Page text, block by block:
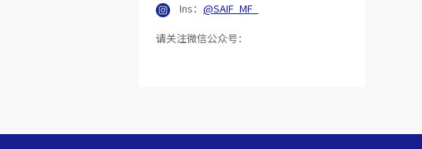
Ins： @SAIF_MF_
请关注微信公众号：